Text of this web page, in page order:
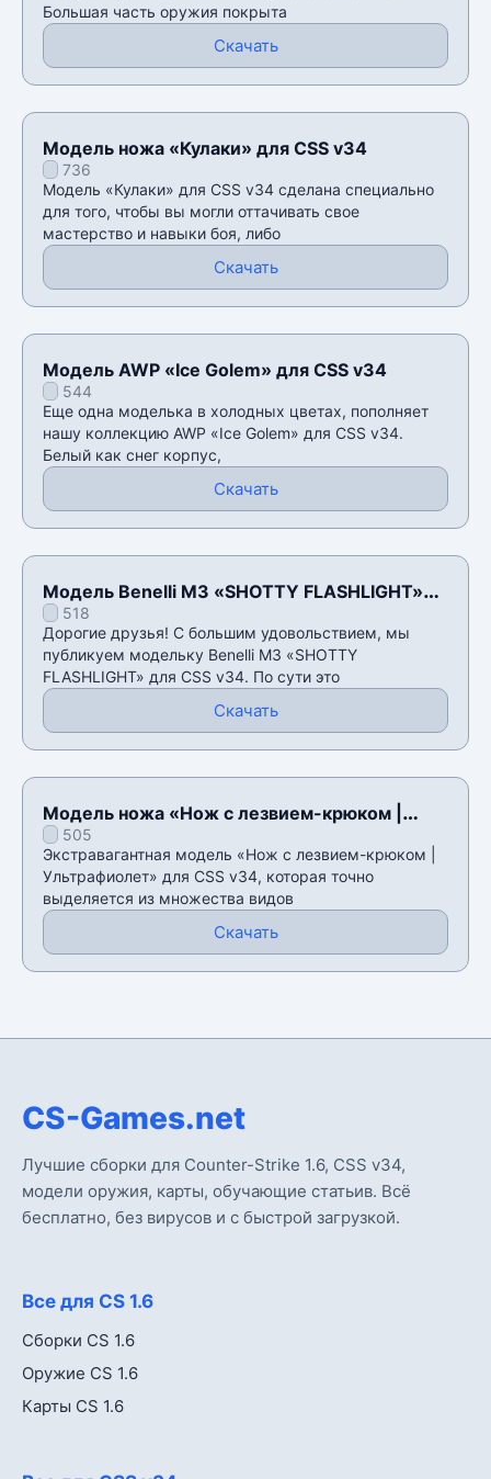
Большая часть оружия покрыта
Скачать
Модель ножа «Кулаки» для CSS v34
736
Модель «Кулаки» для CSS v34 сделана специально
для того, чтобы вы могли оттачивать свое
мастерство и навыки боя, либо
Скачать
Модель AWP «Ice Golem» для CSS v34
544
Еще одна моделька в холодных цветах, пополняет
нашу коллекцию AWP «Ice Golem» для CSS v34.
Белый как снег корпус,
Скачать
Модель Benelli M3 «SHOTTY FLASHLIGHT»
для CSS v34
518
Дорогие друзья! С большим удовольствием, мы
публикуем модельку Benelli M3 «SHOTTY
FLASHLIGHT» для CSS v34. По сути это
Скачать
Модель ножа «Нож с лезвием-крюком |
Ультрафиолет» для CSS v34
505
Экстравагантная модель «Нож с лезвием-крюком |
Ультрафиолет» для CSS v34, которая точно
выделяется из множества видов
Скачать
CS-Games.net
Лучшие сборки для Counter-Strike 1.6, CSS v34,
модели оружия, карты, обучающие статьив. Всё
бесплатно, без вирусов и с быстрой загрузкой.
Все для CS 1.6
Сборки CS 1.6
Оружие CS 1.6
Карты CS 1.6